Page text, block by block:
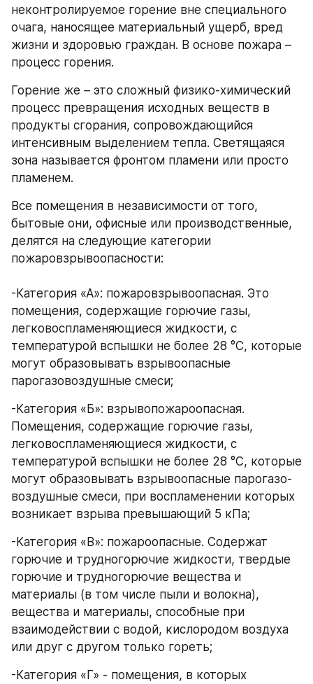
неконтролируемое горение вне специального
очага, наносящее материальный ущерб, вред
жизни и здоровью граждан. В основе пожара –
процесс горения.
Горение же – это сложный физико-химический
процесс превращения исходных веществ в
продукты сгорания, сопровождающийся
интенсивным выделением тепла. Светящаяся
зона называется фронтом пламени или просто
пламенем.
Все помещения в независимости от того,
бытовые они, офисные или производственные,
делятся на следующие категории
пожаровзрывоопасности:
-Категория «А»: пожаровзрывоопасная. Это
помещения, содержащие горючие газы,
легковоспламеняющиеся жидкости, с
температурой вспышки не более 28 °С, которые
могут образовывать взрывоопасные
парогазовоздушные смеси;
-Категория «Б»: взрывопожароопасная.
Помещения, содержащие горючие газы,
легковоспламеняющиеся жидкости, с
температурой вспышки не более 28 °С, которые
могут образовывать взрывоопасные парогазо-
воздушные смеси, при воспламенении которых
возникает взрыва превышающий 5 кПа;
-Категория «В»: пожароопасные. Содержат
горючие и трудногорючие жидкости, твердые
горючие и трудногорючие вещества и
материалы (в том числе пыли и волокна),
вещества и материалы, способные при
взаимодействии с водой, кислородом воздуха
или друг с другом только гореть;
-Категория «Г» - помещения, в которых